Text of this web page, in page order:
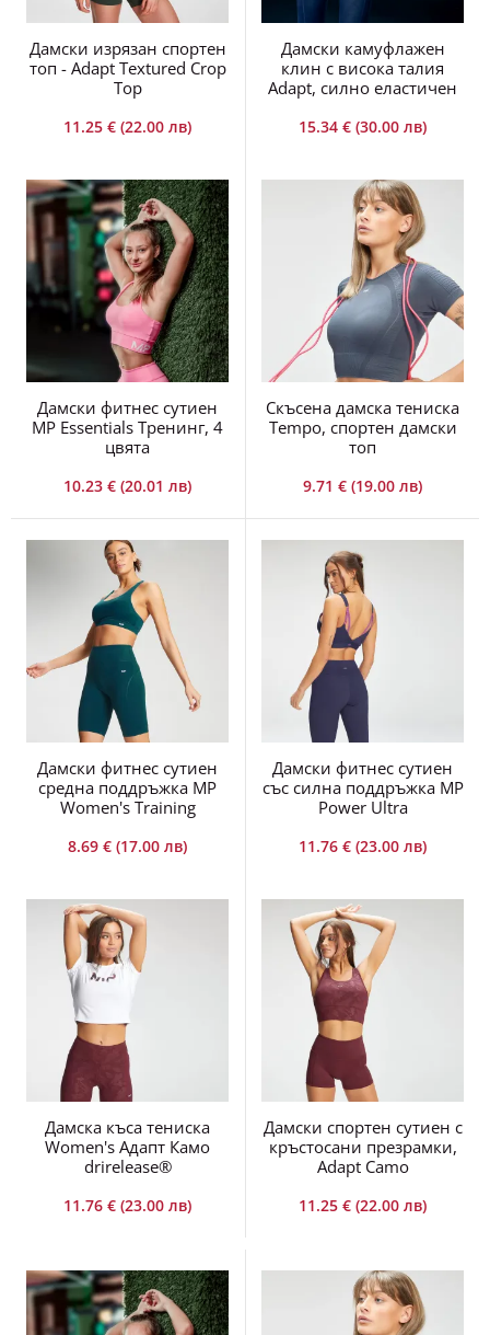
Дамски изрязан спортен
топ - Adapt Textured Crop
Top
11.25 € (22.00 лв)
Дамски камуфлажен
клин с висока талия
Adapt, силно еластичен
15.34 € (30.00 лв)
Дамски фитнес сутиен
MP Essentials Тренинг, 4
цвята
10.23 € (20.01 лв)
Скъсена дамска тениска
Tempo, спортен дамски
топ
9.71 € (19.00 лв)
Дамски фитнес сутиен
средна поддръжка MP
Women's Training
8.69 € (17.00 лв)
Дамски фитнес сутиен
със силна поддръжка MP
Power Ultra
11.76 € (23.00 лв)
Дамска къса тениска
Women's Адапт Камо
drirelease®
11.76 € (23.00 лв)
Дамски спортен сутиен с
кръстосани презрамки,
Adapt Camo
11.25 € (22.00 лв)